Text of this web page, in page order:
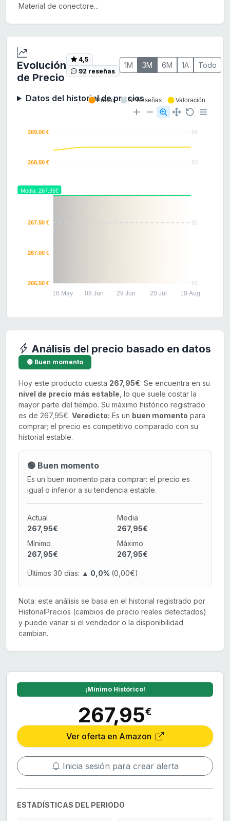
Material de conectore...
Evolución
de Precio
4,5
92 reseñas
1M 3M 6M 1A Todo
Datos del historial de precios
94
93
92
91
269.00 €
268.50 €
268.00 €
267.50 €
267.00 €
266.50 €
18 May 08 Jun 29 Jun 20 Jul 10 Aug
Media: 267.95€
Precio Nº Reseñas Valoración
Análisis del precio basado en datos
🟢 Buen momento
Hoy este producto cuesta 267,95€. Se encuentra en su
nivel de precio más estable , lo que suele costar la
mayor parte del tiempo. Su máximo histórico registrado
es de 267,95€. Veredicto: Es un buen momento para
comprar; el precio es competitivo comparado con su
historial estable.
🟢 Buen momento
Es un buen momento para comprar: el precio es
igual o inferior a su tendencia estable.
Actual
267,95€
Media
267,95€
Mínimo
267,95€
Máximo
267,95€
Últimos 30 días: ▲ 0,0% (0,00€)
Nota: este análisis se basa en el historial registrado por
HistorialPrecios (cambios de precio reales detectados)
y puede variar si el vendedor o la disponibilidad
cambian.
¡Mínimo Histórico!
267,95€
Ver oferta en Amazon
Inicia sesión para crear alerta
ESTADÍSTICAS DEL PERIODO